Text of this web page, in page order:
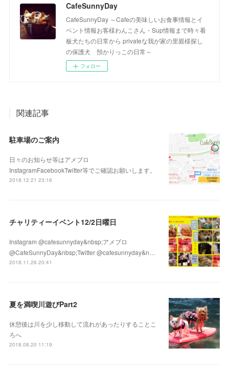
CafeSunnyDay
CafeSunnyDay ～Cafeの美味しいお食事情報とイ
ベント情報お客様わんこさん・Sup情報まで時々看
板犬たちの日常から privateな我が家の里親様探し
の保護犬 預かりっこの日常～
フォロー
関連記事
駐車場のご案内
日々のお知らせ等はアメブロ
InstagramFacebookTwitter等でご確認お願いします。
2018.12.21 23:16
チャリティーイベント12/2日曜日
Instagram @cafesunnyday&nbsp;アメブロ
@CafeSunnyDay&nbsp;Twitter @cafesunnyday&n…
2018.11.26 20:41
夏を満喫川遊びPart2
休憩後は川を少し移動して流れがあったりすることこ
ろへ
2018.08.20 11:19